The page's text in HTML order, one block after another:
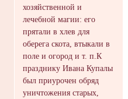
хозяйственной и
лечебной магии: его
прятали в хлев для
оберега скота, втыкали в
поле и огород и т. п.К
празднику Ивана Купалы
был приурочен обряд
уничтожения старых,